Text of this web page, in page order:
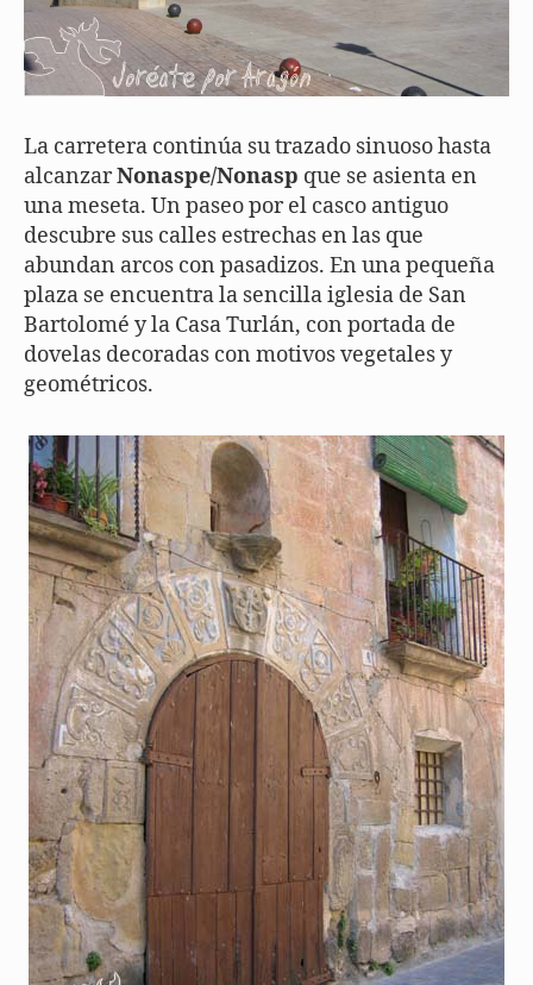
La carretera continúa su trazado sinuoso hasta
alcanzarNonaspe/Nonasp que se asienta en
una meseta. Un paseo por el casco antiguo
descubre sus calles estrechas en las que
abundan arcos con pasadizos. En una pequeña
plaza se encuentra la sencilla iglesia de San
Bartolomé y la Casa Turlán, con portada de
dovelas decoradas con motivos vegetales y
geométricos.